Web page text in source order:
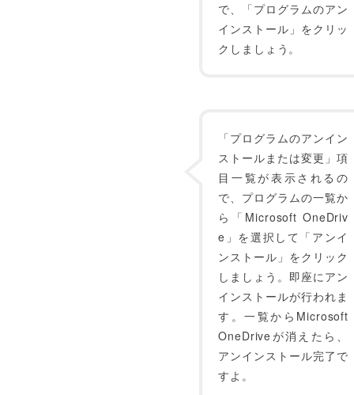
で、「プログラムのアン
インストール」をクリッ
クしましょう。
「プログラムのアンイン
ストールまたは変更」項
目一覧が表示されるの
で、プログラムの一覧か
ら「Microsoft OneDriv
e」を選択して「アンイ
ンストール」をクリック
しましょう。即座にアン
インストールが行われま
す。一覧からMicrosoft
OneDriveが消えたら、
アンインストール完了で
すよ。